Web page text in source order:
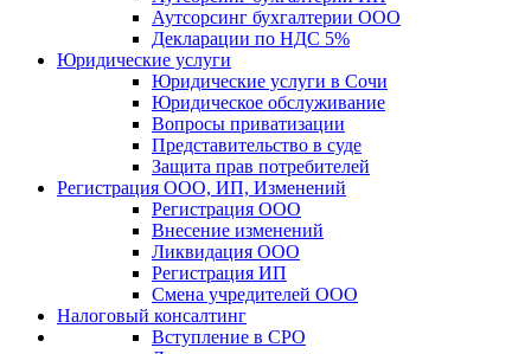
Аутсорсинг бухгалтерии ООО
Декларации по НДС 5%
Юридические услуги
Юридические услуги в Сочи
Юридическое обслуживание
Вопросы приватизации
Представительство в суде
Защита прав потребителей
Регистрация ООО, ИП, Изменений
Регистрация ООО
Внесение изменений
Ликвидация ООО
Регистрация ИП
Смена учредителей ООО
Налоговый консалтинг
Вступление в СРО